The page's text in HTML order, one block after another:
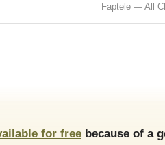
Faptele — All
for free because of a